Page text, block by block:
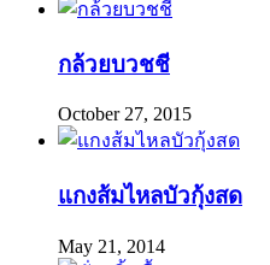
กล้วยบวชชี
October 27, 2015
แกงส้มไหลบัวกุ้งสด
May 21, 2014